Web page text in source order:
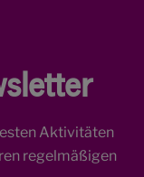
Aktivitäten
regelmäßigen